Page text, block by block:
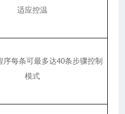
适应控温
序每条可最多达40条步骤控制
模式